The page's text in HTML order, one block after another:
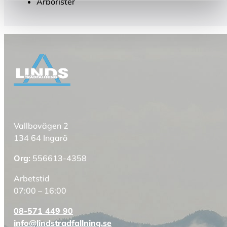
Vallbovägen 2
134 64 Ingarö
Org: 556613-4358
Arbetstid
07:00 – 16:00
08-571 449 90
info@lindstradfallning.se